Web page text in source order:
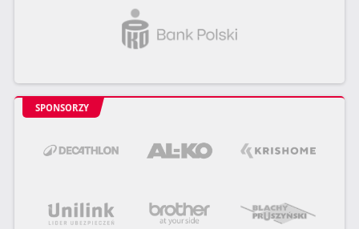
SPONSORZY